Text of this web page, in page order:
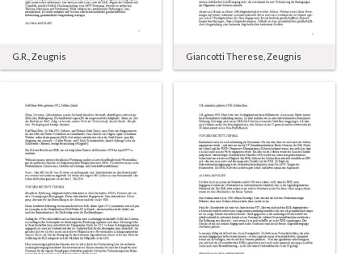
G.R., Zeugnis Giancotti Therese, Zeugnis